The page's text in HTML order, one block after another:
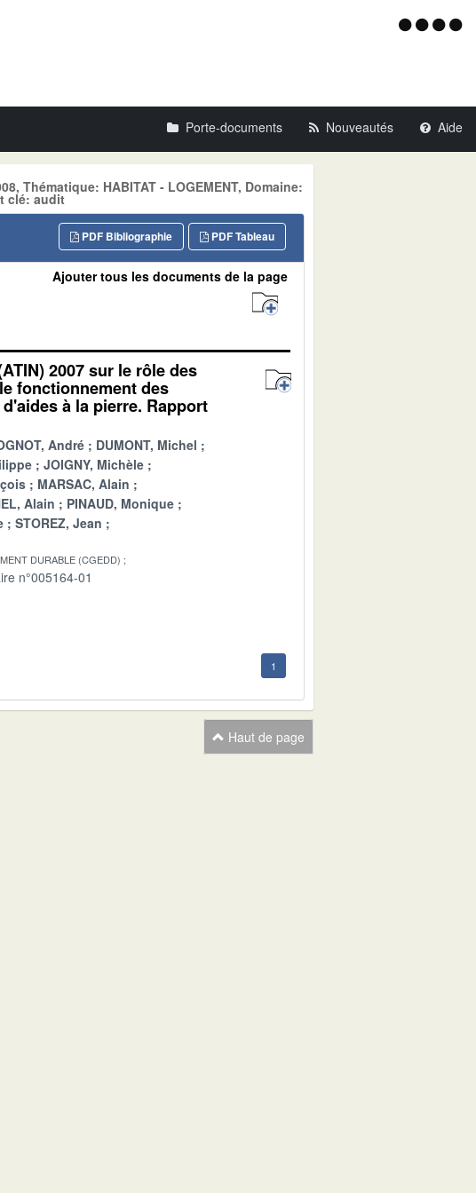
Menu
Porte-documents Nouveautés Aide
Thématique: HABITAT - LOGEMENT, Domaine:
clé: audit
PDF Tableau
PDF Bibliographie
Ajouter tous les documents de la page
2007 sur le rôle des
fonctionnement des
à la pierre. Rapport
André
DUMONT, Michel
JOIGNY, Michèle
MARSAC, Alain
Alain
PINAUD, Monique
STOREZ, Jean
DURABLE (CGEDD)
n°005164-01
1
Haut de page